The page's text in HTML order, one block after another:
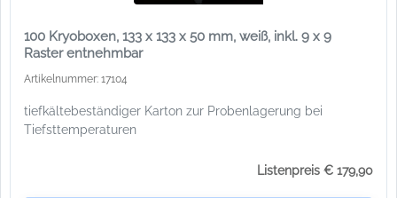
100 Kryoboxen, 133 x 133 x 50 mm, weiß, inkl. 9 x 9
Raster entnehmbar
Artikelnummer: 17104
tiefkältebeständiger Karton zur Probenlagerung bei
Tiefsttemperaturen
Listenpreis € 179,90